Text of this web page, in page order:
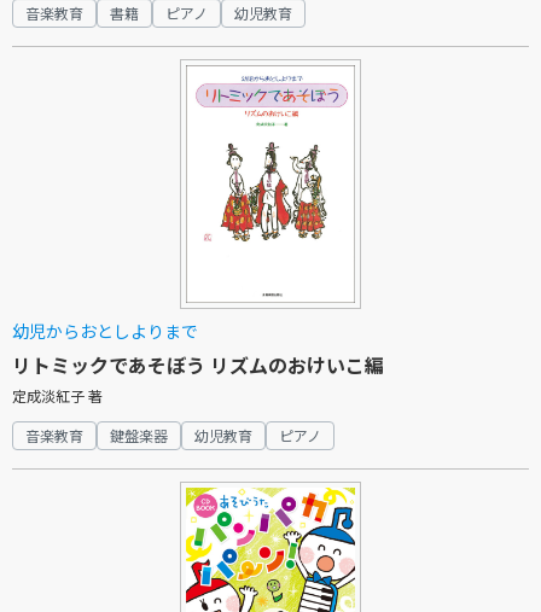
音楽教育
書籍 ピアノ 幼児教育
幼児からおとしよりまで
リトミックであそぼう リズムのおけいこ編
定成淡紅子 著
音楽教育
鍵盤楽器 幼児教育 ピアノ